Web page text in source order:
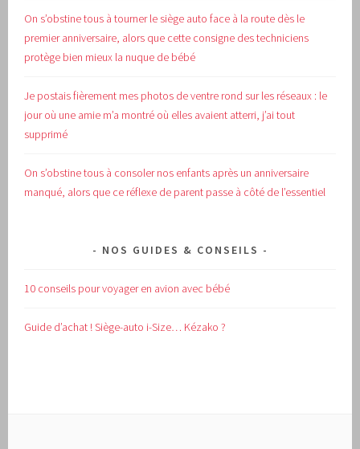
On s’obstine tous à tourner le siège auto face à la route dès le
premier anniversaire, alors que cette consigne des techniciens
protège bien mieux la nuque de bébé
Je postais fièrement mes photos de ventre rond sur les réseaux : le
jour où une amie m’a montré où elles avaient atterri, j’ai tout
supprimé
On s’obstine tous à consoler nos enfants après un anniversaire
manqué, alors que ce réflexe de parent passe à côté de l’essentiel
NOS GUIDES & CONSEILS
10 conseils pour voyager en avion avec bébé
Guide d’achat !Siège-auto i-Size… Kézako ?